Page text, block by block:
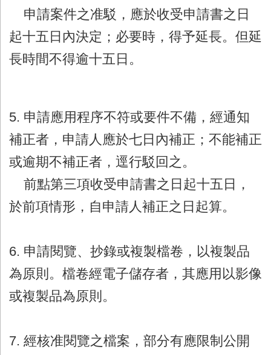
申請案件之准駁，應於收受申請書之日
起十五日內決定；必要時，得予延長。但延
長時間不得逾十五日。
5. 申請應用程序不符或要件不備，經通知
補正者，申請人應於七日內補正；不能補正
或逾期不補正者，逕行駁回之。
前點第三項收受申請書之日起十五日，
於前項情形，自申請人補正之日起算。
6. 申請閱覽、抄錄或複製檔卷，以複製品
為原則。檔卷經電子儲存者，其應用以影像
或複製品為原則。
7. 經核准閱覽之檔案，部分有應限制公開